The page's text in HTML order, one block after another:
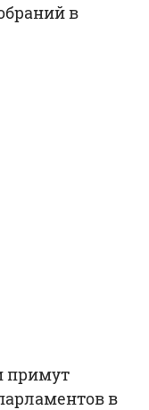
в
примут
в